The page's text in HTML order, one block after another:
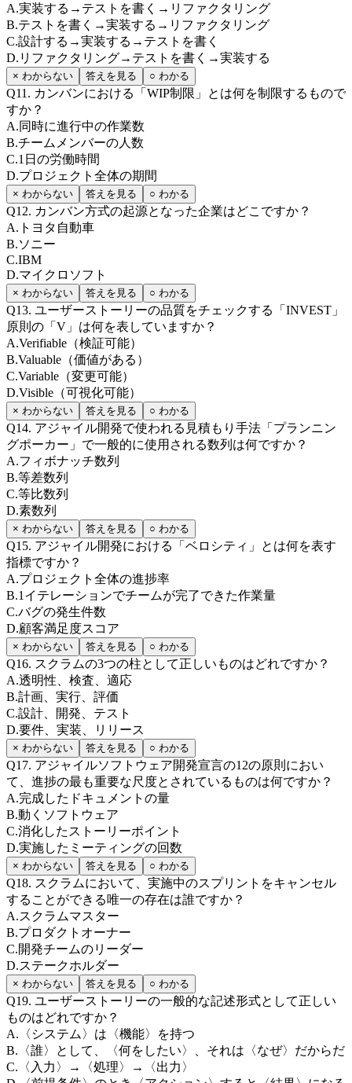
A.実装する→テストを書く→リファクタリング
B.テストを書く→実装する→リファクタリング
C.設計する→実装する→テストを書く
D. リファクタリング→テストを書く→実装する
× わからない 答えを見る ○ わかる
Q11 . カンバンにおける「WIP制限」とは何を制限するもので
すか？
A.同時に進行中の作業数
B.チームメンバーの人数
C.1日の労働時間
D.プロジェクト全体の期間
× わからない 答えを見る ○ わかる
Q12. カンバン方式の起源となった企業はどこですか？
A. トヨタ自動車
B.ソニー
C.IBM
D.マイクロソフト
× わからない 答えを見る ○ わかる
Q13. ユーザーストーリーの品質をチェックする「INVEST」
原則の「V」は何を表していますか？
A.Verifiable（検証可能）
B.Valuable（価値がある）
C.Variable（変更可能）
D.Visible（可視化可能）
× わからない 答えを見る ○ わかる
Q14. アジャイル開発で使われる見積もり手法「プランニン
グポーカー」で一般的に使用される数列は何ですか？
A.フィボナッチ数列
B.等差数列
C.等比数列
D.素数列
× わからない 答えを見る ○ わかる
Q15. アジャイル開発における「ベロシティ」とは何を表す
指標ですか？
A.プロジェクト全体の進捗率
B.1イテレーションでチームが完了できた作業量
C.バグの発生件数
D.顧客満足度スコア
× わからない 答えを見る ○ わかる
Q16. スクラムの3つの柱として正しいものはどれですか？
A.透明性、検査、適応
B.計画、実行、評価
C.設計、開発、テスト
D.要件、実装、リリース
× わからない 答えを見る ○ わかる
Q17. アジャイルソフトウェア開発宣言の12の原則におい
て、進捗の最も重要な尺度とされているものは何ですか？
A.完成したドキュメントの量
B.動くソフトウェア
C.消化したストーリーポイント
D.実施したミーティングの回数
× わからない 答えを見る ○ わかる
Q18. スクラムにおいて、実施中のスプリントをキャンセル
することができる唯一の存在は誰ですか？
A.スクラムマスター
B.プロダクトオーナー
C.開発チームのリーダー
D.ステークホルダー
× わからない 答えを見る ○ わかる
Q19. ユーザーストーリーの一般的な記述形式として正しい
ものはどれですか？
A. 〈システム〉は〈機能〉を持つ
B. 〈誰〉として、〈何をしたい〉、それは〈なぜ〉だからだ
C. 〈入力〉→〈処理〉→〈出力〉